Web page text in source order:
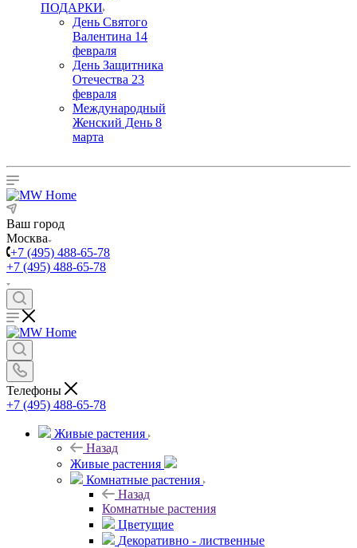
ПОДАРКИ
День Святого
Валентина 14
февраля
День Защитника
Отечества 23
февраля
Международный
Женский День 8
марта
Ваш город
Москва
+7 (495) 488-65-78
+7 (495) 488-65-78
Телефоны
+7 (495) 488-65-78
Живые растения
Назад
Живые растения
Комнатные растения
Назад
Комнатные растения
Цветущие
Декоративно - лиственные